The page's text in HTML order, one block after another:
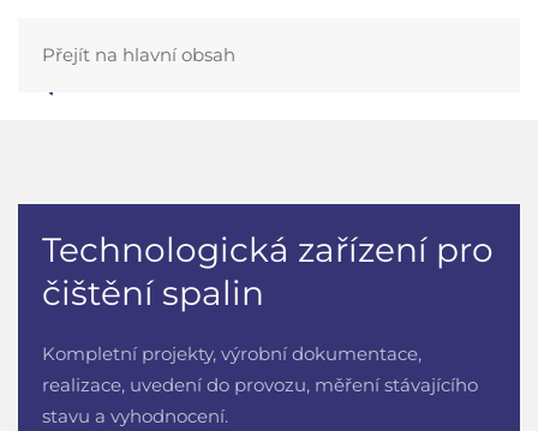
Přejít na hlavní obsah
Technologická zařízení pro
čištění spalin
Kompletní projekty, výrobní dokumentace,
realizace, uvedení do provozu, měření stávajícího
stavu a vyhodnocení.